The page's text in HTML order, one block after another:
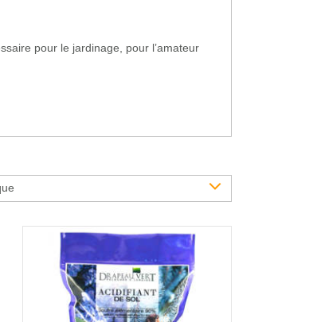
pour le jardinage, pour l’amateur